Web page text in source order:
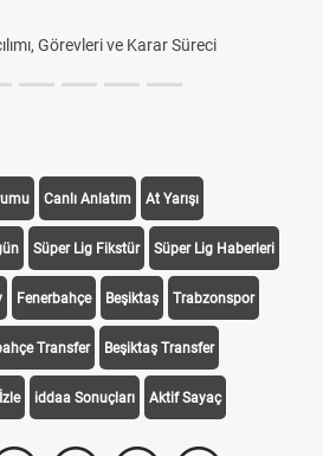
Görevleri ve Karar Süreci
Canlı Anlatım At Yarışı
Süper Lig Fikstür Süper Lig Haberleri
Fenerbahçe Beşiktaş Trabzonspor
Transfer Beşiktaş Transfer
iddaa Sonuçları Aktif Sayaç